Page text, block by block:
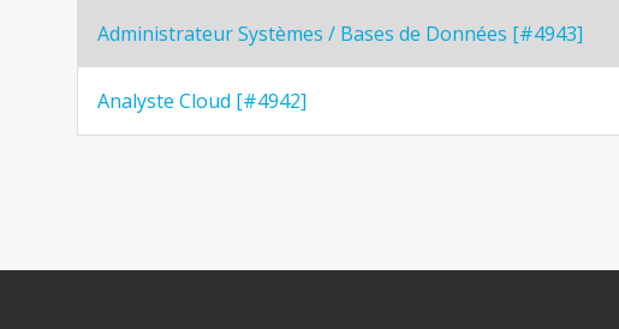
Administrateur Systèmes / Bases de Données [#4943]
Analyste Cloud [#4942]